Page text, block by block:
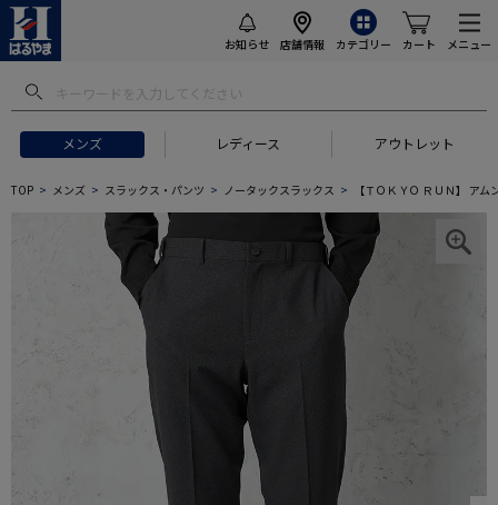
お知らせ 店舗情報 カテゴリー カート メニュー
メンズ レディース アウトレット
TOP メンズ スラックス・パンツ ノータックスラックス 【ＴＯＫＹＯ ＲＵＮ】 ア